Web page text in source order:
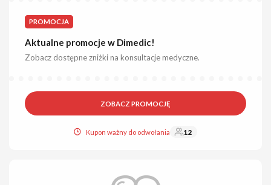
PROMOCJA
Aktualne promocje w Dimedic!
Zobacz dostępne zniżki na konsultacje medyczne.
ZOBACZ PROMOCJĘ
Kupon ważny do odwołania 12